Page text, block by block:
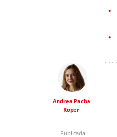
Andrea Pacha
Röper
Publicada